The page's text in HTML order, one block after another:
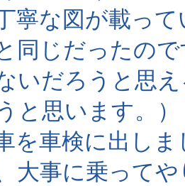
寧な図が載っ
同じだったの
いだろうと思
と思います。）
を車検に出しま
大事に乗って